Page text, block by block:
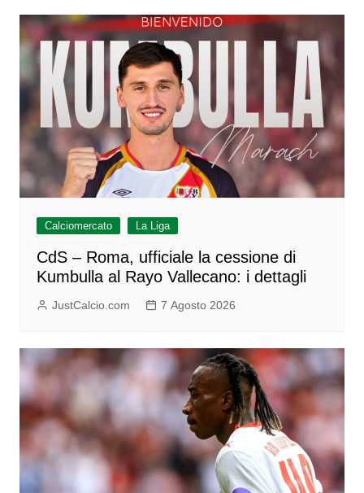
Calciomercato La Liga
CdS – Roma, ufficiale la cessione di
Kumbulla al Rayo Vallecano: i dettagli
JustCalcio.com 7 Agosto 2026